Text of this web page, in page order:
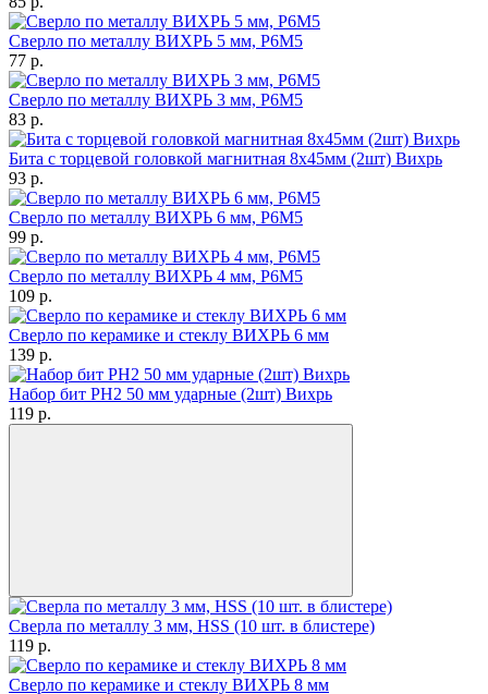
Сверло по металлу ВИХРЬ 5 мм, P6M5
77 p.
Сверло по металлу ВИХРЬ 3 мм, P6M5
83 p.
Бита с торцевой головкой магнитная 8х45мм (2шт) Вихрь
93 p.
Сверло по металлу ВИХРЬ 6 мм, P6M5
99 p.
Сверло по металлу ВИХРЬ 4 мм, P6M5
109 p.
Сверло по керамике и стеклу ВИХРЬ 6 мм
139 p.
Набор бит PH2 50 мм ударные (2шт) Вихрь
119 p.
Сверла по металлу 3 мм, HSS (10 шт. в блистере)
119 p.
Сверло по керамике и стеклу ВИХРЬ 8 мм